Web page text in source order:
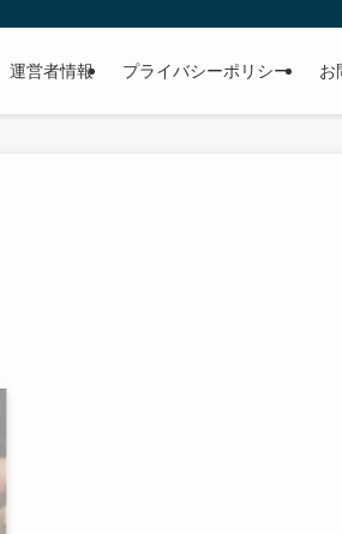
運営者情報 プライバシーポリシー お